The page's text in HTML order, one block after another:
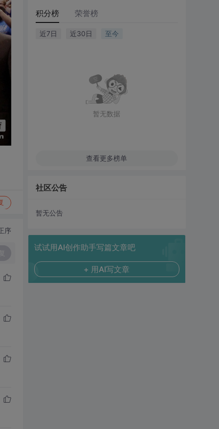
序
积分榜 荣誉榜
近7日 近30日 至今
暂无数据
查看更多榜单
社区公告
暂无公告
试试用AI创作助手写篇文章吧
+ 用AI写文章